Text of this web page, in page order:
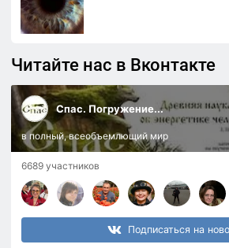
Читайте нас в Вконтакте
Спас. Погружение...
в полный, всеобъемлющий мир
6689 участников
Подписаться на